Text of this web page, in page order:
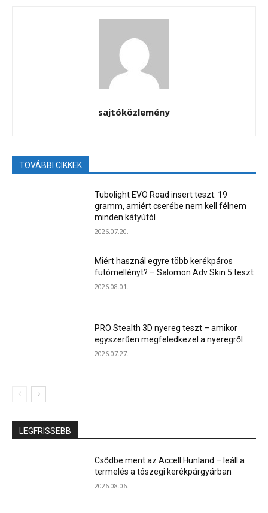
sajtóközlemény
TOVÁBBI CIKKEK
Tubolight EVO Road insert teszt: 19
gramm, amiért cserébe nem kell félnem
minden kátyútól
2026.07.20.
Miért használ egyre több kerékpáros
futómellényt? – Salomon Adv Skin 5 teszt
2026.08.01.
PRO Stealth 3D nyereg teszt – amikor
egyszerűen megfeledkezel a nyeregről
2026.07.27.
LEGFRISSEBB
Csődbe ment az Accell Hunland – leáll a
termelés a tószegi kerékpárgyárban
2026.08.06.